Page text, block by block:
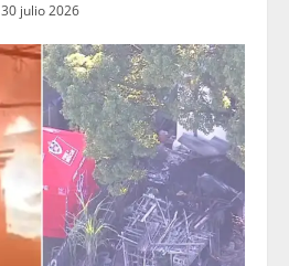
30 julio 2026